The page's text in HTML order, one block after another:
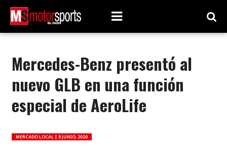
Mercedes-Benz presentó al
nuevo GLB en una función
especial de AeroLife
MERCADO LOCAL | 8 JUNIO, 2020